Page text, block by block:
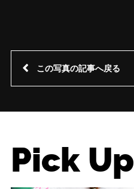
この写真の記事へ戻る
Pick Up